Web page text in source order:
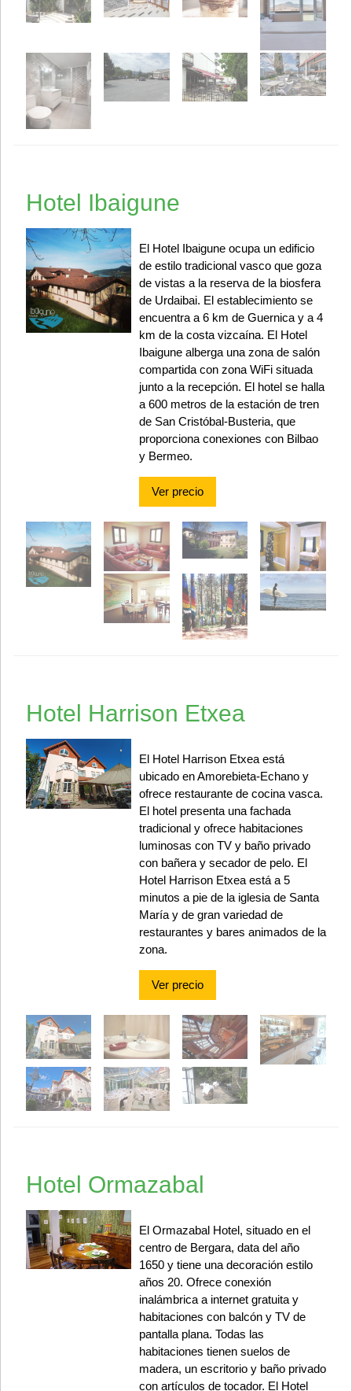
Hotel Ibaigune
El Hotel Ibaigune ocupa un edificio
de estilo tradicional vasco que goza
de vistas a la reserva de la biosfera
de Urdaibai. El establecimiento se
encuentra a 6 km de Guernica y a 4
km de la costa vizcaína. El Hotel
Ibaigune alberga una zona de salón
compartida con zona WiFi situada
junto a la recepción. El hotel se halla
a 600 metros de la estación de tren
de San Cristóbal-Busteria, que
proporciona conexiones con Bilbao
y Bermeo.
Ver precio
Hotel Harrison Etxea
El Hotel Harrison Etxea está
ubicado en Amorebieta-Echano y
ofrece restaurante de cocina vasca.
El hotel presenta una fachada
tradicional y ofrece habitaciones
luminosas con TV y baño privado
con bañera y secador de pelo. El
Hotel Harrison Etxea está a 5
minutos a pie de la iglesia de Santa
María y de gran variedad de
restaurantes y bares animados de la
zona.
Ver precio
Hotel Ormazabal
El Ormazabal Hotel, situado en el
centro de Bergara, data del año
1650 y tiene una decoración estilo
años 20. Ofrece conexión
inalámbrica a internet gratuita y
habitaciones con balcón y TV de
pantalla plana. Todas las
habitaciones tienen suelos de
madera, un escritorio y baño privado
con artículos de tocador. El Hotel